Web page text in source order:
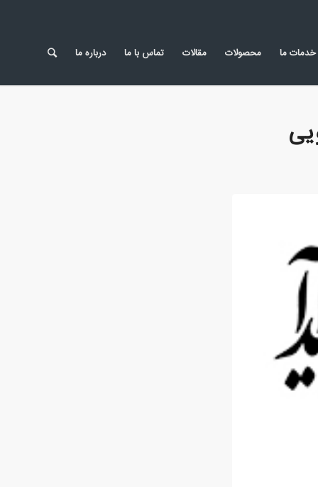
خدمات ما محصولات مقالات تماس با ما درباره ما